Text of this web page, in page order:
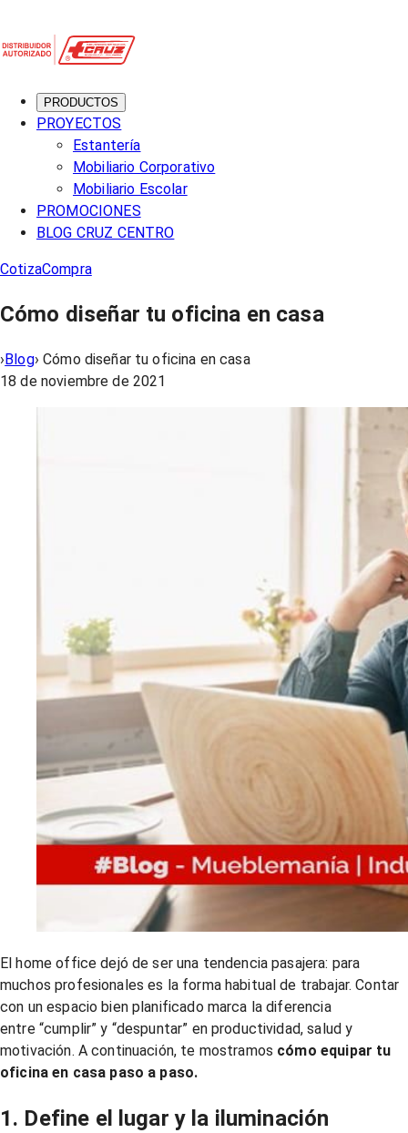
PRODUCTOS
PROYECTOS
Estantería
Mobiliario Corporativo
Mobiliario Escolar
PROMOCIONES
BLOG CRUZ CENTRO
CotizaCompra
Cómo diseñar tu oficina en casa
› Blog›Cómo diseñar tu oficina en casa
18 de noviembre de 2021
El home office dejó de ser una tendencia pasajera: para
muchos profesionales es la forma habitual de trabajar. Contar
con un espacio bien planificado marca la diferencia
entre “cumplir” y “despuntar” en productividad, salud y
motivación. A continuación, te mostramos cómo equipar tu
oficina en casa paso a paso.
1. Define el lugar y la iluminación